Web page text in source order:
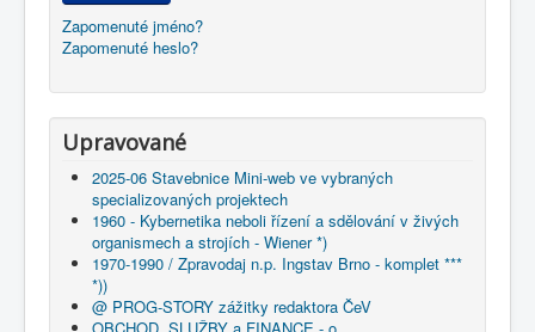
Zapomenuté jméno?
Zapomenuté heslo?
Upravované
2025-06 Stavebnice Mini-web ve vybraných
specializovaných projektech
1960 - Kybernetika neboli řízení a sdělování v živých
organismech a strojích - Wiener *)
1970-1990 / Zpravodaj n.p. Ingstav Brno - komplet ***
*))
@ PROG-STORY zážitky redaktora ČeV
OBCHOD, SLUŽBY a FINANCE - o